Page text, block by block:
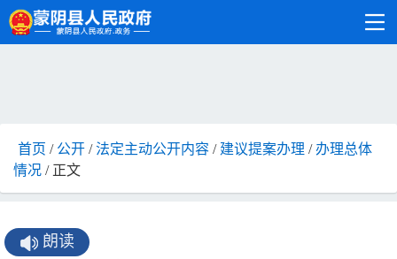
首页 / 公开 /法定主动公开内容 / 建议提案办理 / 办理总体
情况 / 正文
朗读